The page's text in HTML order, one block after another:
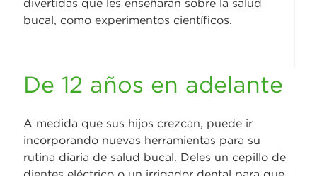
divertidas que les enseñarán sobre la salud
bucal, como experimentos científicos.
De 12 años en adelante
A medida que sus hijos crezcan, puede ir
incorporando nuevas herramientas para su
rutina diaria de salud bucal. Deles un cepillo de